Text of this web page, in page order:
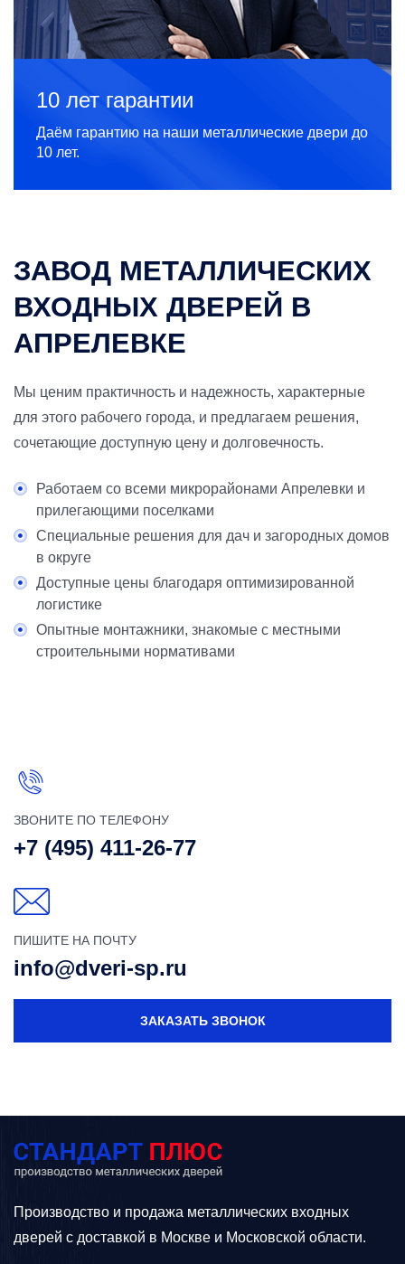
10 лет гарантии
Даём гарантию на наши металлические двери до
10 лет.
ЗАВОД МЕТАЛЛИЧЕСКИХ
ВХОДНЫХ ДВЕРЕЙ В
АПРЕЛЕВКЕ
Мы ценим практичность и надежность, характерные
для этого рабочего города, и предлагаем решения,
сочетающие доступную цену и долговечность.
Работаем со всеми микрорайонами Апрелевки и
прилегающими поселками
Специальные решения для дач и загородных домов
в округе
Доступные цены благодаря оптимизированной
логистике
Опытные монтажники, знакомые с местными
строительными нормативами
ЗВОНИТЕ ПО ТЕЛЕФОНУ
+7 (495) 411-26-77
ПИШИТЕ НА ПОЧТУ
info@dveri-sp.ru
ЗАКАЗАТЬ ЗВОНОК
Производство и продажа металлических входных
дверей с доставкой в Москве и Московской области.